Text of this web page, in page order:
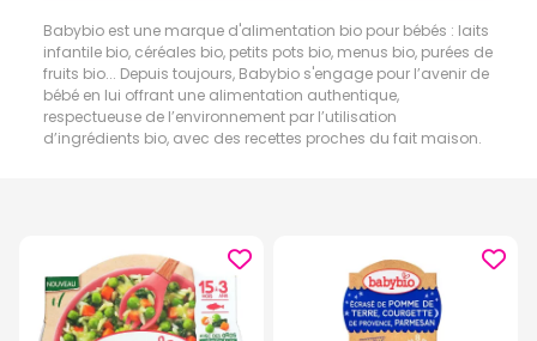
Babybio est une marque d'alimentation bio pour bébés : laits
infantile bio, céréales bio, petits pots bio, menus bio, purées de
fruits bio... Depuis toujours, Babybio s'engage pour l’avenir de
bébé en lui offrant une alimentation authentique,
respectueuse de l’environnement par l’utilisation
d’ingrédients bio, avec des recettes proches du fait maison.